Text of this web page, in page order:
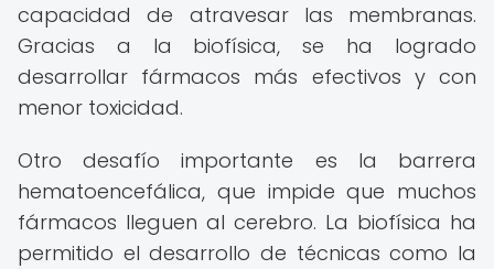
capacidad de atravesar las membranas.
Gracias a la biofísica, se ha logrado
desarrollar fármacos más efectivos y con
menor toxicidad.
Otro desafío importante es la barrera
hematoencefálica, que impide que muchos
fármacos lleguen al cerebro. La biofísica ha
permitido el desarrollo de técnicas como la